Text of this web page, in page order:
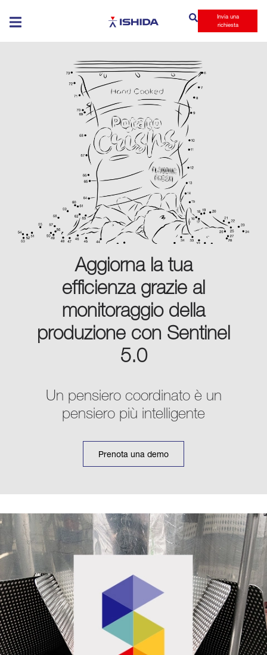
Invia una
richiesta
Aggiorna la tua
efficienza grazie al
monitoraggio della
produzione con Sentinel
5.0
Un pensiero coordinato è un
pensiero più intelligente
Prenota una demo